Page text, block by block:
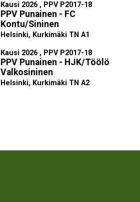
Kausi 2026 , PPV P2017-18
PPV Punainen - FC
Kontu/Sininen
Helsinki, Kurkimäki TN A1
Kausi 2026 , PPV P2017-18
PPV Punainen - HJK/Töölö
Valkosininen
Helsinki, Kurkimäki TN A2